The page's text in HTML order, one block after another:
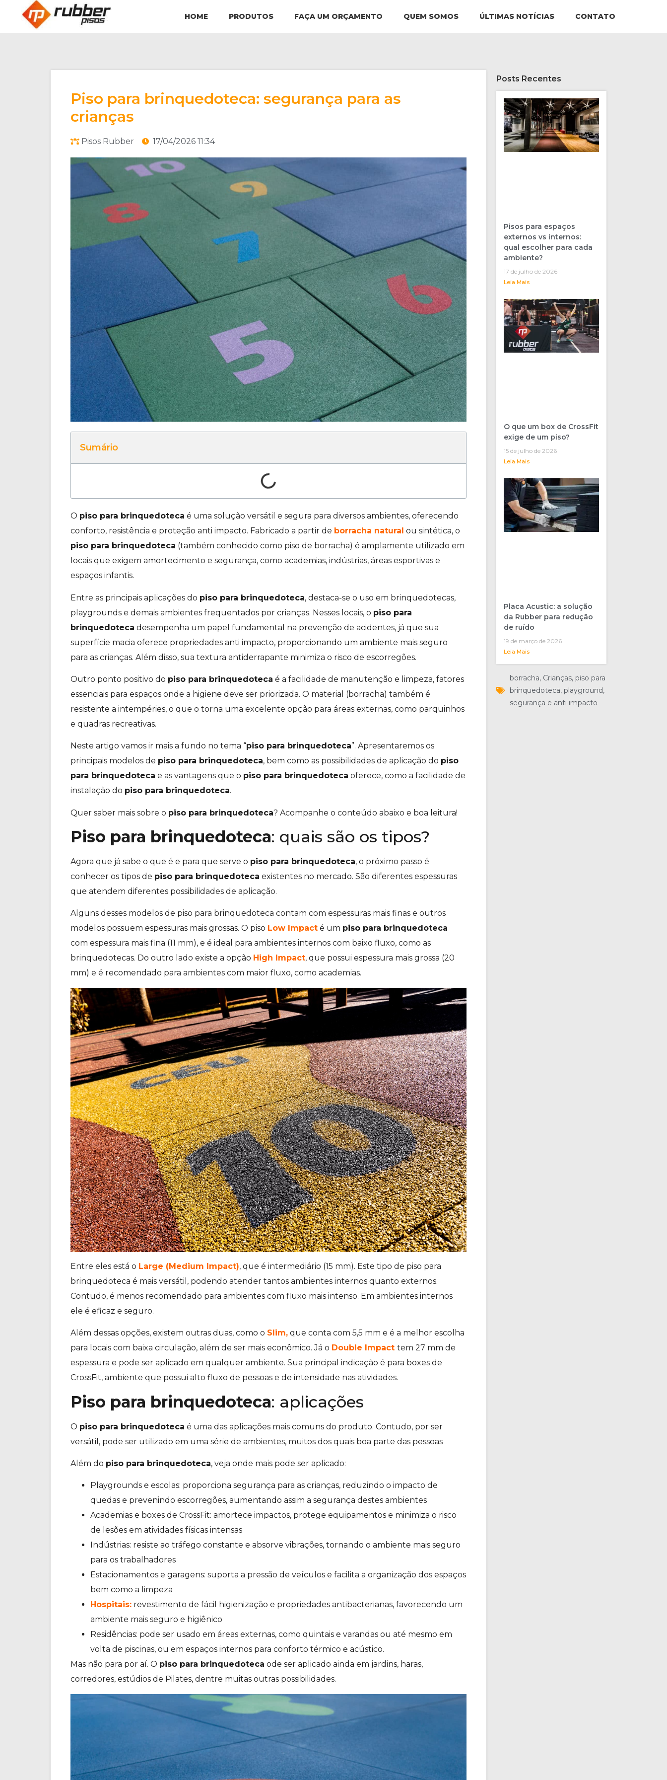
HOME PRODUTOS FAÇA UM ORÇAMENTO QUEM SOMOS ÚLTIMAS NOTÍCIAS CONTATO
Piso para brinquedoteca: segurança para as
crianças
Pisos Rubber 17/04/2026 11:34
Sumário
O piso para brinquedoteca é uma solução versátil e segura para diversos ambientes, oferecendo
conforto, resistência e proteção anti impacto. Fabricado a partir de borracha natural ou sintética, o
piso para brinquedoteca (também conhecido como piso de borracha) é amplamente utilizado em
locais que exigem amortecimento e segurança, como academias, indústrias, áreas esportivas e
espaços infantis.
Entre as principais aplicações do piso para brinquedoteca, destaca-se o uso em brinquedotecas,
playgrounds e demais ambientes frequentados por crianças. Nesses locais, o piso para
brinquedoteca desempenha um papel fundamental na prevenção de acidentes, já que sua
superfície macia oferece propriedades anti impacto, proporcionando um ambiente mais seguro
para as crianças. Além disso, sua textura antiderrapante minimiza o risco de escorregões.
Outro ponto positivo do piso para brinquedoteca é a facilidade de manutenção e limpeza, fatores
essenciais para espaços onde a higiene deve ser priorizada. O material (borracha) também é
resistente a intempéries, o que o torna uma excelente opção para áreas externas, como parquinhos
e quadras recreativas.
Neste artigo vamos ir mais a fundo no tema “piso para brinquedoteca”. Apresentaremos os
principais modelos de piso para brinquedoteca, bem como as possibilidades de aplicação do piso
para brinquedoteca e as vantagens que o piso para brinquedoteca oferece, como a facilidade de
instalação do piso para brinquedoteca.
Quer saber mais sobre o piso para brinquedoteca? Acompanhe o conteúdo abaixo e boa leitura!
Piso para brinquedoteca: quais são os tipos?
Agora que já sabe o que é e para que serve o piso para brinquedoteca, o próximo passo é
conhecer os tipos de piso para brinquedoteca existentes no mercado. São diferentes espessuras
que atendem diferentes possibilidades de aplicação.
Alguns desses modelos de piso para brinquedoteca contam com espessuras mais finas e outros
modelos possuem espessuras mais grossas. O piso Low Impact é um piso para brinquedoteca
com espessura mais fina (11 mm), e é ideal para ambientes internos com baixo fluxo, como as
brinquedotecas. Do outro lado existe a opção High Impact, que possui espessura mais grossa (20
mm) e é recomendado para ambientes com maior fluxo, como academias.
Entre eles está o Large (Medium Impact), que é intermediário (15 mm). Este tipo de piso para
brinquedoteca é mais versátil, podendo atender tantos ambientes internos quanto externos.
Contudo, é menos recomendado para ambientes com fluxo mais intenso. Em ambientes internos
ele é eficaz e seguro.
Além dessas opções, existem outras duas, como o Slim, que conta com 5,5 mm e é a melhor escolha
para locais com baixa circulação, além de ser mais econômico. Já o Double Impact tem 27 mm de
espessura e pode ser aplicado em qualquer ambiente. Sua principal indicação é para boxes de
CrossFit, ambiente que possui alto fluxo de pessoas e de intensidade nas atividades.
Piso para brinquedoteca: aplicações
O piso para brinquedoteca é uma das aplicações mais comuns do produto. Contudo, por ser
versátil, pode ser utilizado em uma série de ambientes, muitos dos quais boa parte das pessoas
Além do piso para brinquedoteca, veja onde mais pode ser aplicado:
Playgrounds e escolas: proporciona segurança para as crianças, reduzindo o impacto de
quedas e prevenindo escorregões, aumentando assim a segurança destes ambientes
Academias e boxes de CrossFit: amortece impactos, protege equipamentos e minimiza o risco
de lesões em atividades físicas intensas
Indústrias: resiste ao tráfego constante e absorve vibrações, tornando o ambiente mais seguro
para os trabalhadores
Estacionamentos e garagens: suporta a pressão de veículos e facilita a organização dos espaços
bem como a limpeza
Hospitais: revestimento de fácil higienização e propriedades antibacterianas, favorecendo um
ambiente mais seguro e higiênico
Residências: pode ser usado em áreas externas, como quintais e varandas ou até mesmo em
volta de piscinas, ou em espaços internos para conforto térmico e acústico.
Mas não para por aí. O piso para brinquedoteca ode ser aplicado ainda em jardins, haras,
corredores, estúdios de Pilates, dentre muitas outras possibilidades.
Posts Recentes
Pisos para espaços
externos vs internos:
qual escolher para cada
ambiente?
17 de julho de 2026
Leia Mais
O que um box de CrossFit
exige de um piso?
15 de julho de 2026
Leia Mais
Placa Acustic: a solução
da Rubber para redução
de ruído
19 de março de 2026
Leia Mais
borracha, Crianças, piso para
brinquedoteca, playground,
segurança e anti impacto